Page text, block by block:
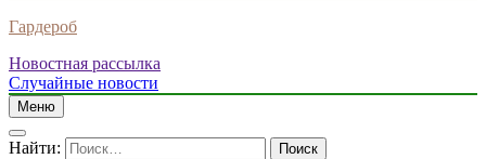
Гардероб
Новостная рассылка
Случайные новости
Меню
Найти: